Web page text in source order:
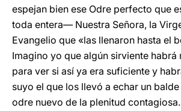
espejan bien ese Odre perfecto que
toda entera— Nuestra Señora, la
Evangelio que «las llenaron hasta el
Imagino yo que algún sirviente habrá
para ver si así ya era suficiente y
suyo el que los llevó a echar un
odre nuevo de la plenitud